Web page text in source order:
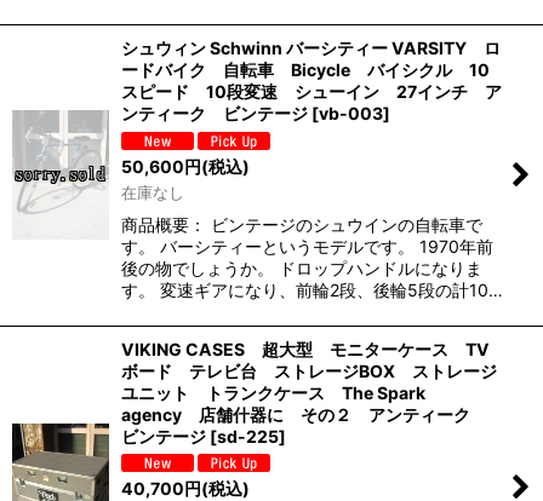
シュウィン Schwinn バーシティー VARSITY ロ
ードバイク 自転車 Bicycle バイシクル 10
スピード 10段変速 シューイン 27インチ ア
ンティーク ビンテージ [vb-003]
50,600円(税込)
在庫なし
商品概要： ビンテージのシュウインの自転車で
す。 バーシティーというモデルです。 1970年前
後の物でしょうか。 ドロップハンドルになりま
す。 変速ギアになり、前輪2段、後輪5段の計10…
VIKING CASES 超大型 モニターケース TV
ボード テレビ台 ストレージBOX ストレージ
ユニット トランクケース The Spark
agency 店舗什器に その２ アンティーク
ビンテージ [sd-225]
40,700円(税込)